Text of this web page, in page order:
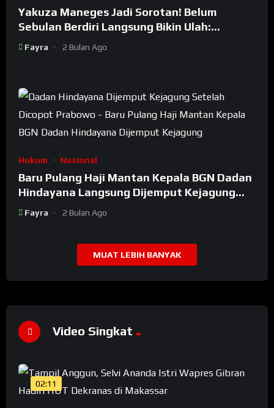
Yakuza Maneges Jadi Sorotan! Belum
Sebulan Berdiri Langsung Bikin Ulah:
Bongkar Oknum Kiyai Besar
Fayra 2 Bulan Ago
Hukum Nasional
Baru Pulang Haji Mantan Kepala BGN Dadan
Hindayana Langsung Dijemput Kejagung
Setelah Dicopot Prabowo
Fayra 2 Bulan Ago
MUAT LEBIH BANYAK
Video Singkat
02:11